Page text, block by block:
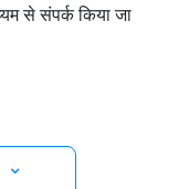
से संपर्क किया जा